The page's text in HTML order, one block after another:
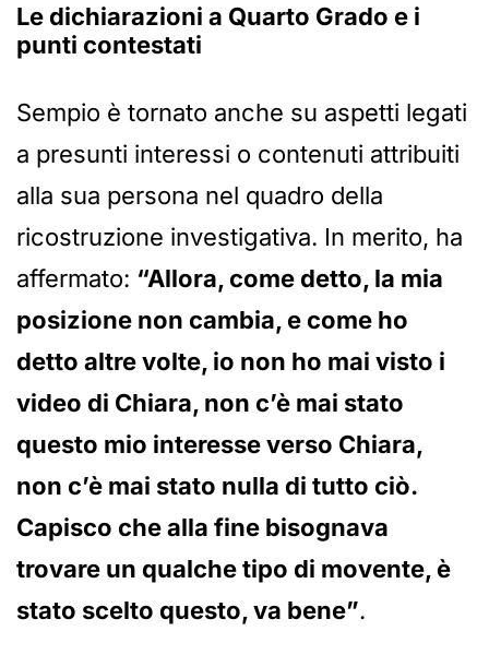
Le dichiarazioni a Quarto Grado e i
punti contestati
Sempio è tornato anche su aspetti legati
a presunti interessi o contenuti attribuiti
alla sua persona nel quadro della
ricostruzione investigativa. In merito, ha
affermato: “Allora, come detto, la mia
posizione non cambia, e come ho
detto altre volte, io non ho mai visto i
video di Chiara, non c’è mai stato
questo mio interesse verso Chiara,
non c’è mai stato nulla di tutto ciò.
Capisco che alla fine bisognava
trovare un qualche tipo di movente, è
stato scelto questo, va bene”.